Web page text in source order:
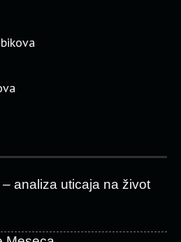
analiza uticaja na život